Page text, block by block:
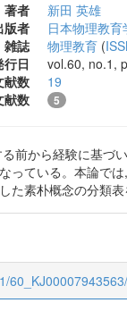
著者
新田 英雄
版者
日本物理教育
雑誌
物理教育 (
日
vol.60, no.1,
献数
19
献数
5
前から経験に基づ
っている。本論で
た素朴概念の分類表